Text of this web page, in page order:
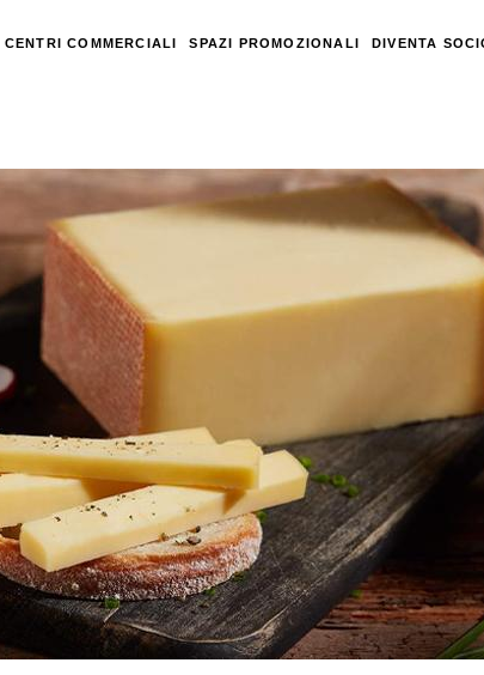
CENTRI COMMERCIALI SPAZI PROMOZIONALI DIVENTA